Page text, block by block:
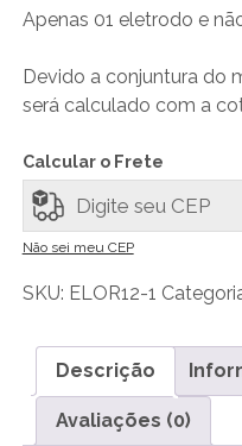
Apenas 01 eletrodo e
Devido a conjuntura do
será calculado com a
Calcular o Frete
Não sei meu CEP
SKU: ELOR12-1
Descrição
Avaliações (0)